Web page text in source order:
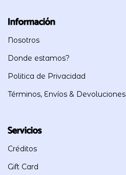
Información
Nosotros
Donde estamos?
Politica de Privacidad
Términos, Envíos & Devoluciones
Servicios
Créditos
Gift Card